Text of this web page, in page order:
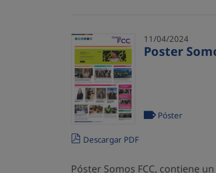
11/04/2024
Poster
Descargar PDF
Póster
Póster Somos FCC, contiene